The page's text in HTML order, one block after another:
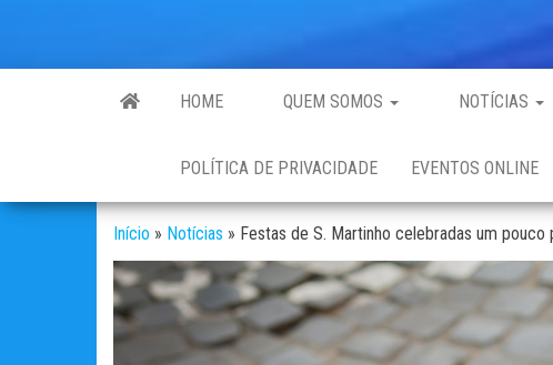
HOME QUEM SOMOS NOTÍCIAS
POLÍTICA DE PRIVACIDADE EVENTOS ONLINE
Início » Notícias » Festas de S. Martinho celebradas um pouco